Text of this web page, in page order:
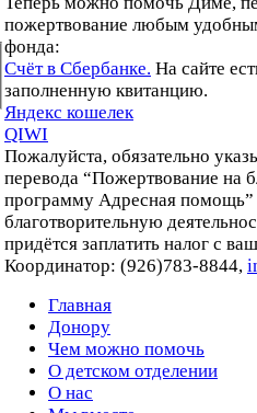
пожертвование любым
фонда:
Счёт в Сбербанке. На сайте
заполненную квитанцию.
Яндекс кошелек
QIWI
Пожалуйста, обязательно
перевода “Пожертвование на
программу Адресная
благотворительную
придётся заплатить налог с
Координатор: (926)783-8844,
Главная
Донору
Чем можно помочь
О детском отделении
О нас